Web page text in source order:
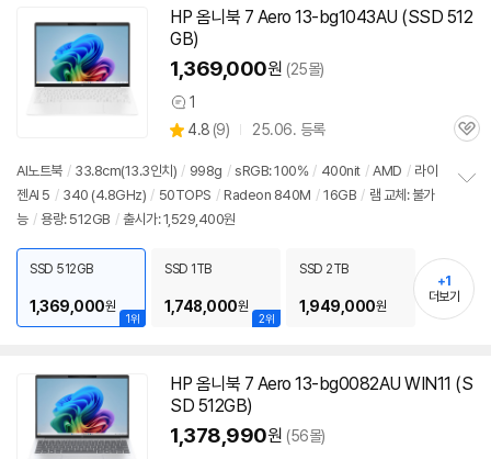
HP 옴니북 7 Aero 13-bg1043AU (SSD 512
GB)
1,369,000원 (25몰)
상
품
견
1
별
점
4.8 (상
리
뷰
9) 25.06. 등록
관
AI노트북 / 33.8cm(13.3인치 ) / 998g / sRGB: 100% / 400nit / AMD / 라이
젠AI 5 / 340 (4.8GHz) / 50TOPS / Radeon 840M / 16GB / 램 교체: 불가
능 / 용량: 512GB / 출시가: 1,529,400원
기
1위
SSD 512GB
1,369,000원
2위
SSD 1TB
1,748,000원
SSD 2TB
1,949,000원
+1
더보기
HP 옴니북 7 Aero 13-bg0082AU WIN11 (S
SD 512GB)
1,378,990원 (56몰)